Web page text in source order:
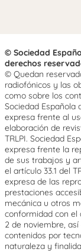
© Sociedad
derechos
© Quedan
radiofónicos y las
como sobre los
Sociedad Española
expresa frente al
elaboración de
TRLPI. Sociedad
expresa frente la
de sus trabajos y
el artículo 33.1 del
expresa de las
prestaciones
mecánica u otros
conformidad con el
2 de noviembre,
contenidos por
naturaleza y